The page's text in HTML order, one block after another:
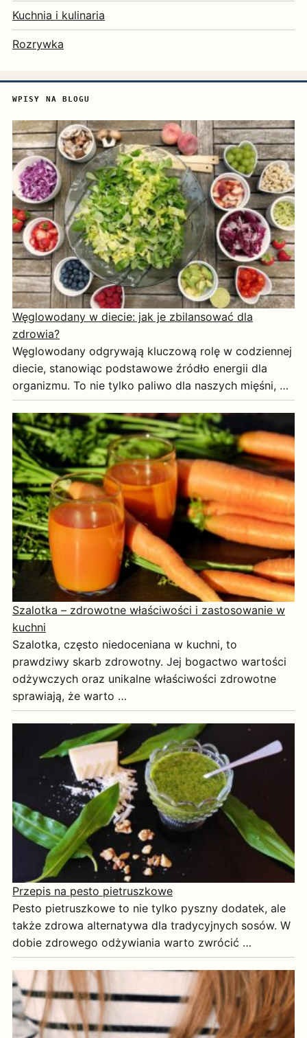
Kuchnia i kulinaria
Rozrywka
WPISY NA BLOGU
Węglowodany w diecie: jak je zbilansować dla
zdrowia?
Węglowodany odgrywają kluczową rolę w codziennej
diecie, stanowiąc podstawowe źródło energii dla
organizmu. To nie tylko paliwo dla naszych mięśni, …
Szalotka – zdrowotne właściwości i zastosowanie w
kuchni
Szalotka, często niedoceniana w kuchni, to
prawdziwy skarb zdrowotny. Jej bogactwo wartości
odżywczych oraz unikalne właściwości zdrowotne
sprawiają, że warto …
Przepis na pesto pietruszkowe
Pesto pietruszkowe to nie tylko pyszny dodatek, ale
także zdrowa alternatywa dla tradycyjnych sosów. W
dobie zdrowego odżywiania warto zwrócić …